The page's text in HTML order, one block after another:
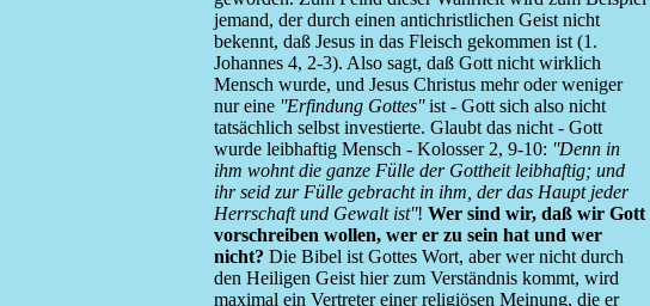
jemand, der durch einen antichristlichen Geist nicht
bekennt, daß Jesus in das Fleisch gekommen ist (1.
Johannes 4, 2-3). Also sagt, daß Gott nicht wirklich
Mensch wurde, und Jesus Christus mehr oder weniger
nur eine ''Erfindung Gottes''ist - Gott sich also nicht
tatsächlich selbst investierte. Glaubt das nicht - Gott
wurde leibhaftig Mensch - Kolosser 2, 9-10: ''Denn in
ihm wohnt die ganze Fülle der Gottheit leibhaftig; und
ihr seid zur Fülle gebracht in ihm, der das Haupt jeder
Herrschaft und Gewalt ist''! Wer sind wir, daß wir Gott
vorschreiben wollen, wer er zu sein hat und wer
nicht? Die Bibel ist Gottes Wort, aber wer nicht durch
den Heiligen Geist hier zum Verständnis kommt, wird
maximal ein Vertreter einer religiösen Meinung, die er